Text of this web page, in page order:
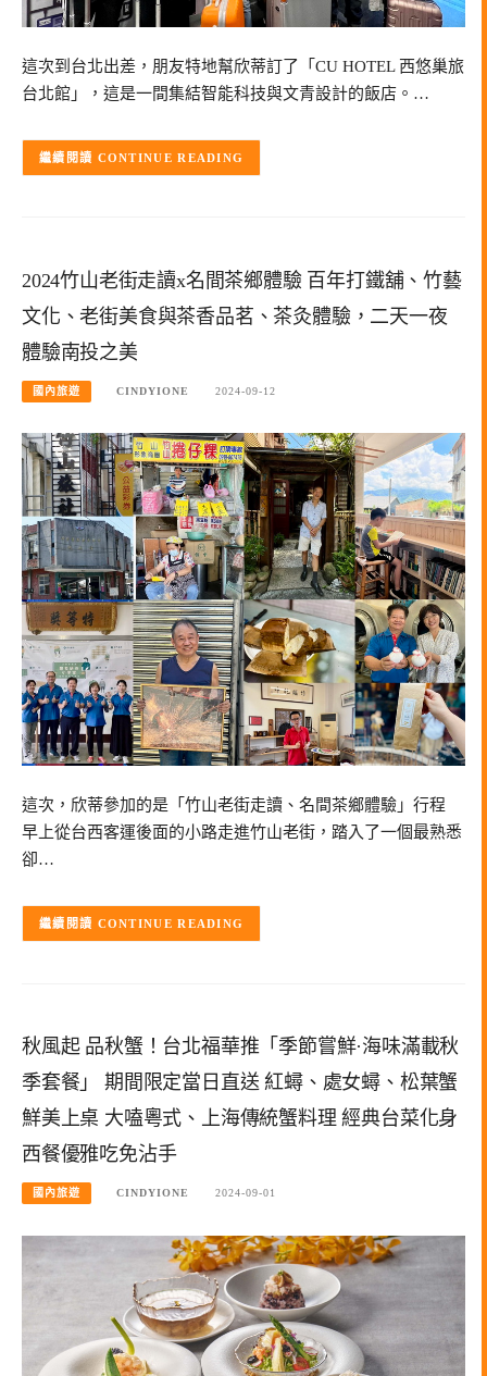
這次到台北出差，朋友特地幫欣蒂訂了「CU HOTEL 西悠巢旅
台北館」，這是一間集結智能科技與文青設計的飯店。…
CONTINUE READING
2024竹山老街走讀x名間茶鄉體驗 百年打鐵舖、竹藝
文化、老街美食與茶香品茗、茶灸體驗，二天一夜
體驗南投之美
國內旅遊 CINDYIONE 2024-09-12
這次，欣蒂參加的是「竹山老街走讀、名間茶鄉體驗」行程
早上從台西客運後面的小路走進竹山老街，踏入了一個最熟悉
卻…
CONTINUE READING
秋風起 品秋蟹！台北福華推「季節嘗鮮·海味滿載秋
季套餐」 期間限定當日直送 紅蟳、處女蟳、松葉蟹
鮮美上桌 大嗑粵式、上海傳統蟹料理 經典台菜化身
西餐優雅吃免沾手
國內旅遊 CINDYIONE 2024-09-01